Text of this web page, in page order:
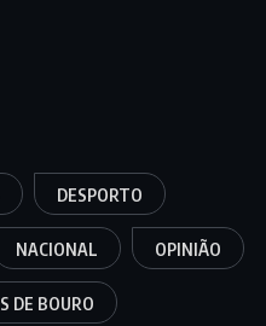
DESPORTO
NACIONAL OPINIÃO
DE BOURO